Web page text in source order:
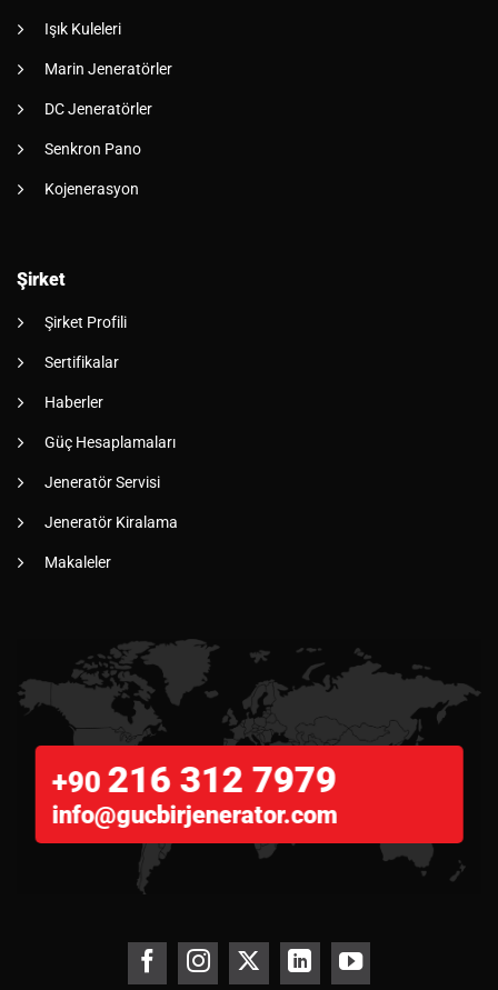
Işık Kuleleri
Marin Jeneratörler
DC Jeneratörler
Senkron Pano
Kojenerasyon
Şirket
Şirket Profili
Sertifikalar
Haberler
Güç Hesaplamaları
Jeneratör Servisi
Jeneratör Kiralama
Makaleler
+90 216 312 7979
info@gucbirjenerator.com